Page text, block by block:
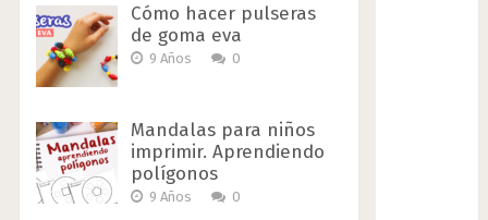
Cómo hacer pulseras
de goma eva
9 Años 0
Mandalas para niños
imprimir. Aprendiendo
polígonos
9 Años 0